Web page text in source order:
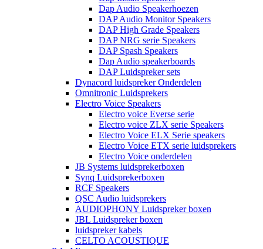
Dap Audio Speakerhoezen
DAP Audio Monitor Speakers
DAP High Grade Speakers
DAP NRG serie Speakers
DAP Spash Speakers
Dap Audio speakerboards
DAP Luidspreker sets
Dynacord luidspreker Onderdelen
Omnitronic Luidsprekers
Electro Voice Speakers
Electro voice Everse serie
Electro voice ZLX serie Speakers
Electro Voice ELX Serie speakers
Electro Voice ETX serie luidsprekers
Electro Voice onderdelen
JB Systems luidsprekerboxen
Synq Luidsprekerboxen
RCF Speakers
QSC Audio luidsprekers
AUDIOPHONY Luidspreker boxen
JBL Luidspreker boxen
luidspreker kabels
CELTO ACOUSTIQUE